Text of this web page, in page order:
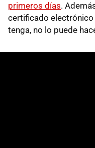
primeros días.
certificado electrónico
tenga, no lo puede